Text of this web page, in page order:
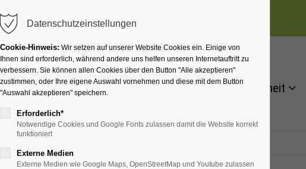
info@badwesternkotten.de
Ihr Heilbad Übernachten Für Ihre Gesundheit
(Timeline)
Datenschutzeinstellungen
Cookie-Hinweis: Wir setzen auf unserer Website Cookies ein. Einige von
Ihnen sind erforderlich, während andere uns helfen unseren Internetauftritt zu
verbessern. Sie können allen Cookies über den Button "Alle akzeptieren"
zustimmen, oder Ihre eigene Auswahl vornehmen und diese mit dem Button
"Auswahl akzeptieren" speichern.
Erforderlich*
Notwendige Cookies und Google Fonts zulassen damit die Website korrekt
funktioniert
Externe Medien
Externe Medien wie Google Maps, OpenStreetMap und Youtube zulassen